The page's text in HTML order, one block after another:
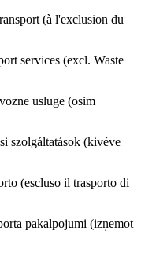
(à l'exclusion du
services (excl. Waste
usluge (osim
szolgáltatások (kivéve
(escluso il trasporto di
pakalpojumi (izņemot